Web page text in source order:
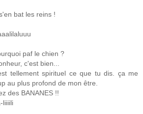
bat les reins !
paf le chien ?
c'est bien...
tellement spirituel ce que tu dis. ça me
au plus profond de mon être.
des BANANES !!
liiiili